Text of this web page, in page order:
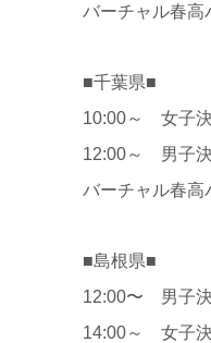
バーチャル春高
■千葉県■
10:00～ 女子
12:00～ 男子
バーチャル春高
■島根県■
12:00〜 男子
14:00～ 女子